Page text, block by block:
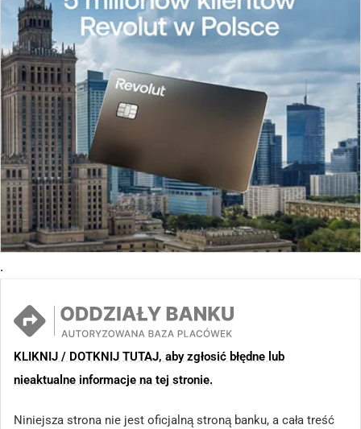
.
KLIKNIJ / DOTKNIJ TUTAJ, aby zgłosić błędne lub
nieaktualne informacje na tej stronie.
Niniejsza strona nie jest oficjalną stroną banku, a cała treść